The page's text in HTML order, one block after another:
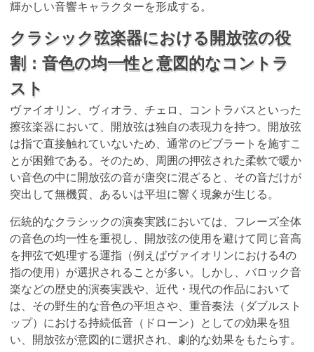
輝かしい音響キャラクターを形成する。
クラシック弦楽器における開放弦の役
割：音色の均一性と意図的なコントラ
スト
ヴァイオリン、ヴィオラ、チェロ、コントラバスといった
擦弦楽器において、開放弦は独自の表現力を持つ。開放弦
は指で直接触れていないため、通常のビブラートを施すこ
とが困難である。そのため、周囲の押弦された柔軟で暖か
い音色の中に開放弦の音が唐突に混ざると、その音だけが
突出して無機質、あるいは平坦に響く現象が生じる。
伝統的なクラシックの演奏実践においては、フレーズ全体
の音色の均一性を重視し、開放弦の使用を避けて同じ音高
を押弦で処理する運指（例えばヴァイオリンにおける4の
指の使用）が選択されることが多い。しかし、バロック音
楽などの歴史的演奏実践や、近代・現代の作品において
は、その野生的な音色の平坦さや、重音奏法（ダブルスト
ップ）における持続低音（ドローン）としての効果を狙
い、開放弦が意図的に選択され、劇的な効果をもたらす。